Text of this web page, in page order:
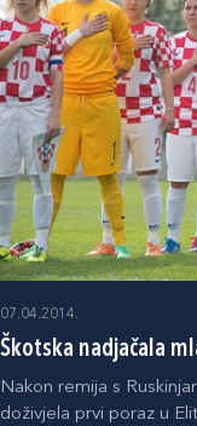
07.04.2014.
Škotska nadjačala
Nakon remija s
doživjela prvi poraz u